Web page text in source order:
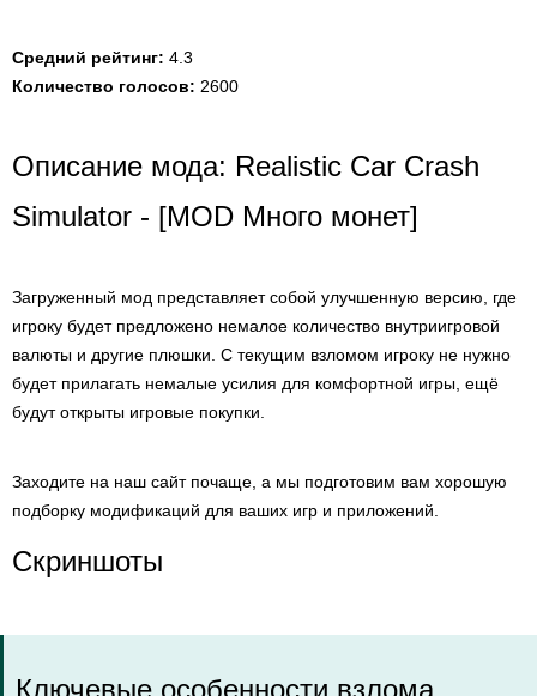
Средний рейтинг: 4.3
Количество голосов: 2600
Описание мода: Realistic Car Crash
Simulator - [MOD Много монет]
Загруженный мод представляет собой улучшенную версию, где
игроку будет предложено немалое количество внутриигровой
валюты и другие плюшки. С текущим взломом игроку не нужно
будет прилагать немалые усилия для комфортной игры, ещё
будут открыты игровые покупки.
Заходите на наш сайт почаще, а мы подготовим вам хорошую
подборку модификаций для ваших игр и приложений.
Скриншоты
Ключевые особенности взлома